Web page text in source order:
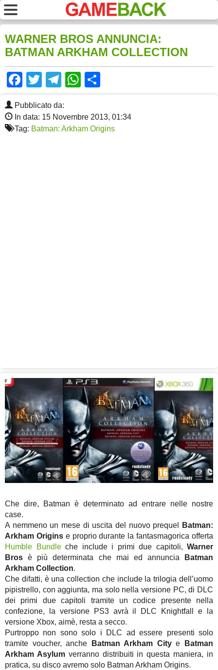
WARNER BROS ANNUNCIA:
BATMAN ARKHAM COLLECTION
Facebook
TwitterTelegram
WhatsApp
Pubblicato da:
In data: 15 Novembre 2013, 01:34
Tag: Batman: Arkham Origins
Che dire, Batman è determinato ad entrare nelle nostre
case.
A nemmeno un mese di uscita del nuovo prequel
Batman:
Arkham Originse proprio durante la fantasmagorica offerta
Humble Bundleche include i primi due capitoli, Warner
Bros è più determinata che mai ed annuncia
Batman
Arkham Collection.
Che difatti, è una collection che include la trilogia dell’uomo
pipistrello, con aggiunta, ma solo nella versione PC, di DLC
dei primi due capitoli tramite un codice presente nella
confezione, la versione PS3 avrà il DLC Knightfall e la
versione Xbox, aimè, resta a secco.
Purtroppo non sono solo i DLC ad essere presenti solo
tramite voucher, anche
Batman Arkham Citye
Batman
Arkham Asylumverranno distribuiti in questa maniera, in
pratica, su disco avremo solo Batman Arkham Origins.